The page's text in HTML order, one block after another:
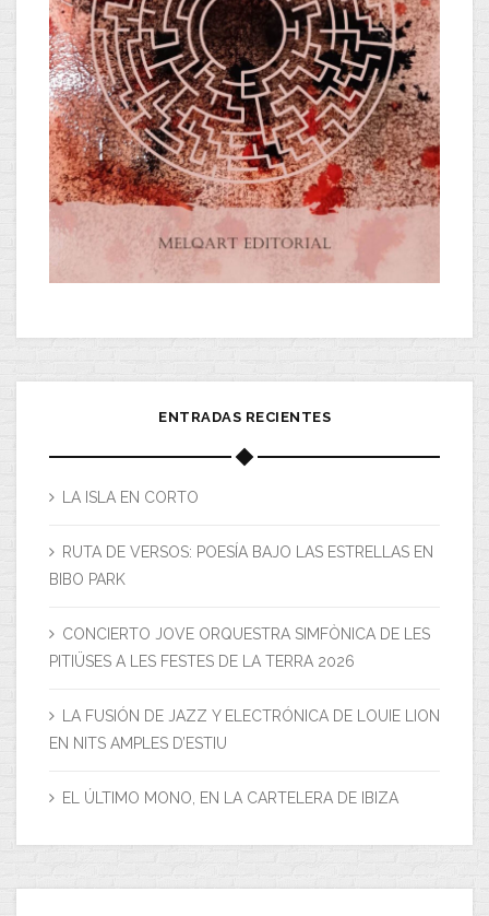
ENTRADAS RECIENTES
LA ISLA EN CORTO
RUTA DE VERSOS: POESÍA BAJO LAS ESTRELLAS EN
BIBO PARK
CONCIERTO JOVE ORQUESTRA SIMFÒNICA DE LES
PITIÜSES A LES FESTES DE LA TERRA 2026
LA FUSIÓN DE JAZZ Y ELECTRÓNICA DE LOUIE LION
EN NITS AMPLES D’ESTIU
EL ÚLTIMO MONO, EN LA CARTELERA DE IBIZA